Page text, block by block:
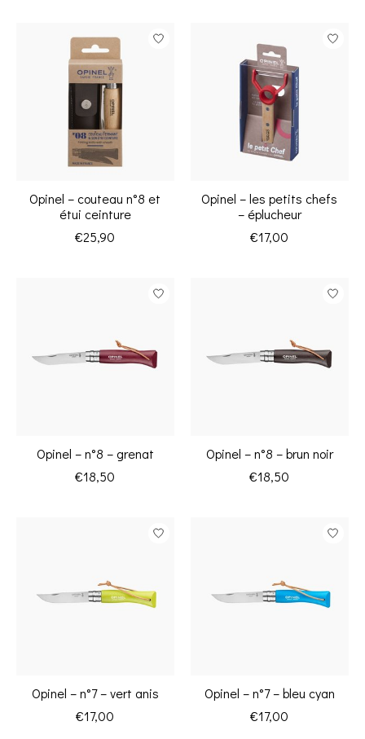
Opinel – couteau n°8 et
étui ceinture
€25,90
Opinel – les petits chefs
– éplucheur
€17,00
Opinel – n°8 – grenat
€18,50
Opinel – n°8 – brun noir
€18,50
Opinel – n°7 – vert anis
€17,00
Opinel – n°7 – bleu cyan
€17,00